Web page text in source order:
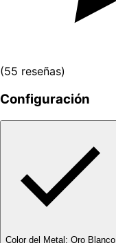
(55 reseñas)
Configuración
Color del Metal: Oro Blanco